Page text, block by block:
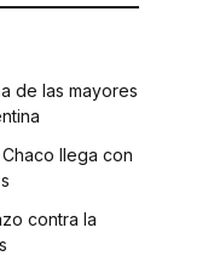
de las mayores
llega con
contra la